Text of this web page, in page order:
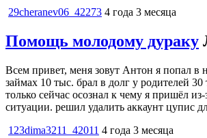
29cheranev06_42273 4 года 3 месяца
Помощь молодому дураку
Всем привет, меня зовут Антон я попал в
займах 10 тыс. брал в долг у родителей
только сейчас осознал к чему я пришёл
ситуации. решил удалить аккаунт цупис
123dima3211_42011 4 года 3 месяца